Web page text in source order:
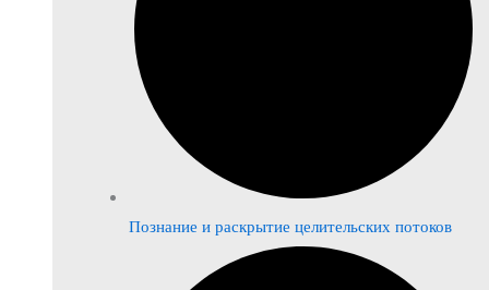
Познание и раскрытие целительских потоков